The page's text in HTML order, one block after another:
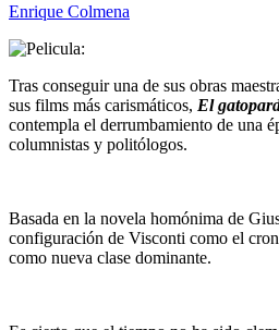
Enrique Colmena
Tras conseguir una de sus obras
sus films más carismáticos, El
contempla el derrumbamiento de una
columnistas y politólogos.
Basada en la novela homónima de
configuración de Visconti como el
como nueva clase dominante.